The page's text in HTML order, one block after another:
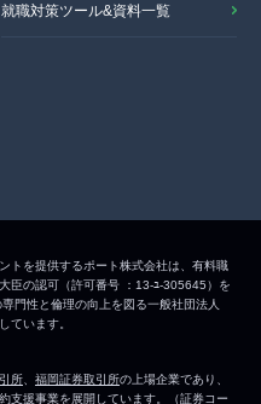
就職対策ツール&資料一覧